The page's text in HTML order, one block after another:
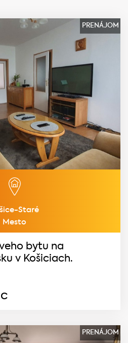
PRENÁJOM
Staré
Mesto
bytu na
v Košiciach.
PRENÁJOM